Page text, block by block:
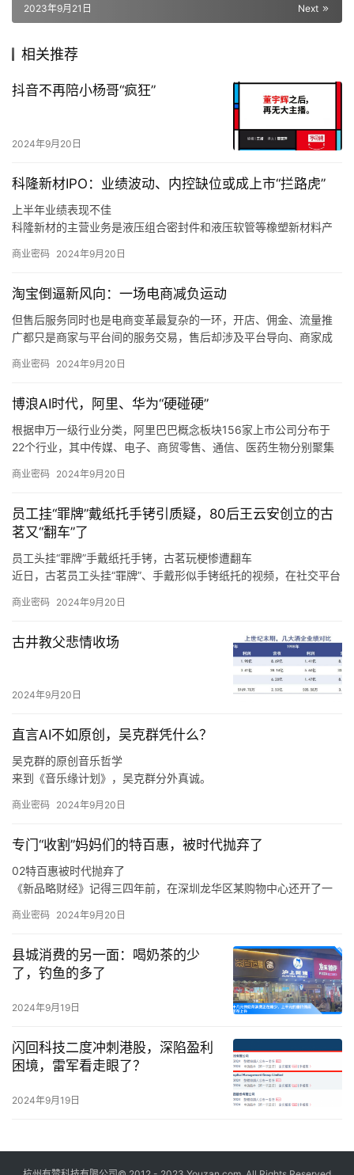
Next
2023年9月21日
相关推荐
抖音不再陪小杨哥“疯狂”
2024年9月20日
科隆新材IPO：业绩波动、内控缺位或成上市“拦路虎”
上半年业绩表现不佳
科隆新材的主营业务是液压组合密封件和液压软管等橡塑新材料产
产、销售和维修，同时也为风电、军工、高铁等行业客户提供定制
同时，如果未来煤炭主体能源地位被快速替代，下游客户新机装备
需求减少，科隆新材又未能拓展旧机维修业务，或是未能适应市场
变化、新技术和新产品未能顺应市场发展趋势，那么科隆新材就存
营业绩造成不利影响。
商业密码 2024年9月20日
淘宝倒逼新风向：一场电商减负运动
但售后服务同时也是电商变革最复杂的一环，开店、佣金、流量推
广都只是商家与平台间的服务交易，售后却涉及平台导向、商家成
接制约，是各方利益最难平衡的地方。
从推出「仅退款」的游戏规则制定者、大家长，逐渐过渡到生态系
统的设计者、平衡商家和消费者利益的服务商。
商业密码 2024年9月20日
博浪AI时代，阿里、华为“硬碰硬”
根据申万一级行业分类，阿里巴巴概念板块156家上市公司分布于
22个行业，其中传媒、电子、商贸零售、通信、医药生物分别聚集
根据申万一级行业分类，华为概念板块896家上市公司分布于28个
了220、193、92、65、61只概念股。
商业密码 2024年9月20日
员工挂“罪牌”戴纸托手铐引质疑，80后王云安创立的古
茗又“翻车”了
员工头挂“罪牌”手戴纸托手铐，古茗玩梗惨遭翻车
近日，古茗员工头挂“罪牌”、手戴形似手铐纸托的视频，在社交平台
至于上海，王云安认为该市场毗邻浙江，因此会有一定的消费者基
收益更难做好，“我们在进省会城市，以及大的一线城市的时候，我
们一定是做好准备了再去的，比如上海的消费者到底要什么，我们
进去应该怎么做才可以让更多的店做得更好，古茗能够给上海的消
费者带来什么样的不同呢，这些是我们要去思考的。
商业密码 2024年9月20日
古井教父悲情收场
2024年9月20日
直言AI不如原创，吴克群凭什么？
吴克群的原创音乐哲学
来到《音乐缘计划》，吴克群分外真诚。
是源自于他与原创音乐人之间的惺惺相惜。
目的嘉宾，他也是作为一名原创音乐人出现在舞台上，让一切热爱
与纯粹都具象化。
于是，面对当下音乐生态的顽疾，新生代音乐人的困境，吴克群会
商业密码 2024年9月20日
专门“收割”妈妈们的特百惠，被时代抛弃了
02特百惠被时代抛弃了
《新品略财经》记得三四年前，在深圳龙华区某购物中心还开了一
卖得还不错。
的产物，这与消费环境、消费需求、市场竞争，乃至是与特百惠的
传统商业模式等各方面密切相关。
从产品层面来说，特百惠是化学科技运用到日用物品的代表案例，
在特百惠诞生的年代，家庭有着食物保鲜难的痛点，特别是在冰箱
商业密码 2024年9月20日
县城消费的另一面：喝奶茶的少
了，钓鱼的多了
2024年9月19日
闪回科技二度冲刺港股，深陷盈利
困境，雷军看走眼了？
2024年9月19日